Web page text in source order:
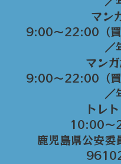
マン
9:00～22:00（買
／
マンガ
9:00〜22:00（買
／
トレト
10:00〜
鹿児島県公安